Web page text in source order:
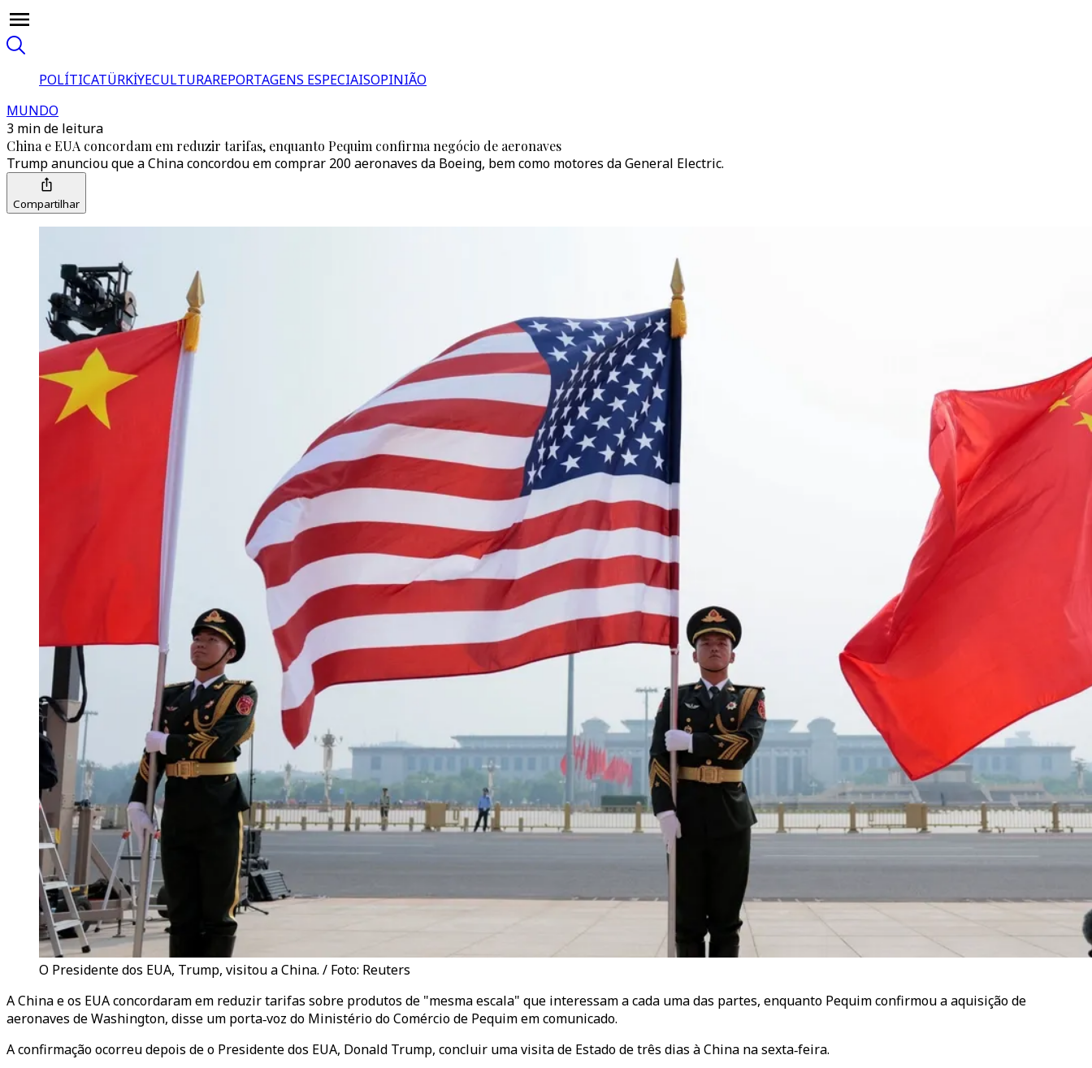
POLÍTICATÜRKİYECULTURAREPORTAGENS ESPECIAISOPINIÃO
MUNDO
3 min de leitura
China e EUA concordam em reduzir tarifas, enquanto Pequim confirma negócio de aeronaves
Trump anunciou que a China concordou em comprar 200 aeronaves da Boeing, bem como motores da General Electric.
Compartilhar
O Presidente dos EUA, Trump, visitou a China. / Foto: Reuters
A China e os EUA concordaram em reduzir tarifas sobre produtos de "mesma escala" que interessam a cada uma das partes, enquanto Pequim confirmou a aquisição de
aeronaves de Washington, disse um porta‑voz do Ministério do Comércio de Pequim em comunicado.
A confirmação ocorreu depois de o Presidente dos EUA, Donald Trump, concluir uma visita de Estado de três dias à China na sexta‑feira.